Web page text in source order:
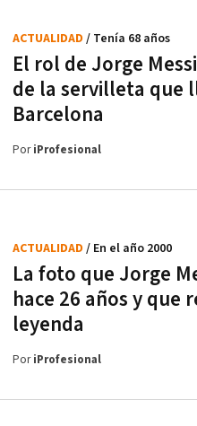
El rol de Jorge
de la servilleta que
Barcelona
ACTUALIDAD / Tenía 68 años
PoriProfesional
La foto que Jorge
hace 26 años y que
leyenda
ACTUALIDAD / En el año 2000
PoriProfesional